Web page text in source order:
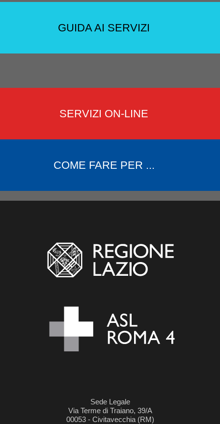
GUIDA AI SERVIZI
SERVIZI ON-LINE
COME FARE PER ...
Sede Legale
Via Terme di Traiano, 39/A
00053 - Civitavecchia (RM)